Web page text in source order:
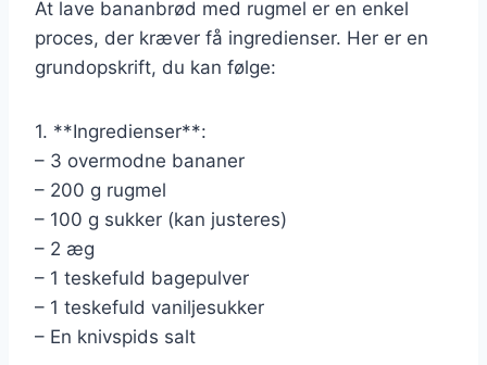
At lave bananbrød med rugmel er en enkel
proces, der kræver få ingredienser. Her er en
grundopskrift, du kan følge:
1. **Ingredienser**:
– 3 overmodne bananer
– 200 g rugmel
– 100 g sukker (kan justeres)
– 2 æg
– 1 teskefuld bagepulver
– 1 teskefuld vaniljesukker
– En knivspids salt